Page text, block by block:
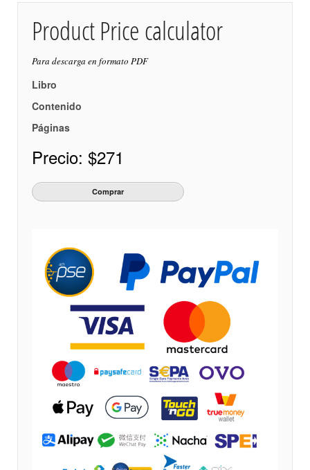
Product Price calculator
Para descarga en formato PDF
Libro
Contenido
Páginas
Precio: $271